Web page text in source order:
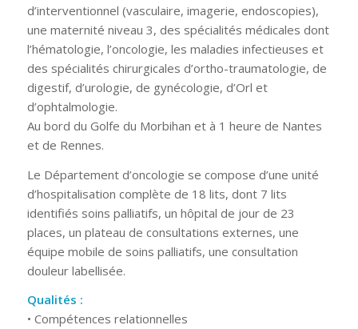
d’interventionnel (vasculaire, imagerie, endoscopies),
une maternité niveau 3, des spécialités médicales dont
l’hématologie, l’oncologie, les maladies infectieuses et
des spécialités chirurgicales d’ortho-traumatologie, de
digestif, d’urologie, de gynécologie, d’Orl et
d’ophtalmologie.
Au bord du Golfe du Morbihan et à 1 heure de Nantes
et de Rennes.
Le Département d’oncologie se compose d’une unité
d’hospitalisation complète de 18 lits, dont 7 lits
identifiés soins palliatifs, un hôpital de jour de 23
places, un plateau de consultations externes, une
équipe mobile de soins palliatifs, une consultation
douleur labellisée.
Qualités :
• Compétences relationnelles